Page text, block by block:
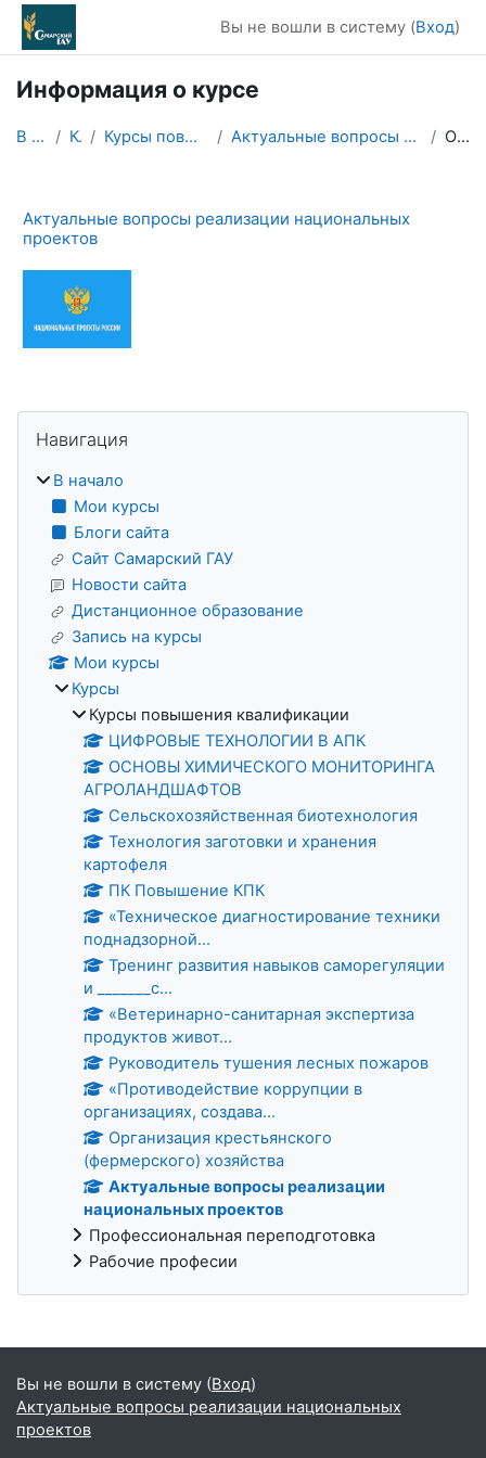
Перейти к основному содержанию
Вы не вошли в систему (Вход)
Информация о курсе
В начало Курсы Курсы повышения квалификации Актуальные вопросы реализации национальных проектов Описание
Актуальные вопросы реализации национальных
проектов
Блоки
Навигация
В начало
Мои курсы
Блоги сайта
Сайт Самарский ГАУ
Новости сайта
Дистанционное образование
Запись на курсы
Мои курсы
Курсы
Курсы повышения квалификации
ЦИФРОВЫЕ ТЕХНОЛОГИИ В АПК
ОСНОВЫ ХИМИЧЕСКОГО МОНИТОРИНГА
АГРОЛАНДШАФТОВ
Сельскохозяйственная биотехнология
Технология заготовки и хранения
картофеля
ПК Повышение КПК
«Техническое диагностирование техники
поднадзорной...
Тренинг развития навыков саморегуляции
и _______с...
«Ветеринарно-санитарная экспертиза
продуктов живот...
Руководитель тушения лесных пожаров
«Противодействие коррупции в
организациях, создава...
Организация крестьянского
(фермерского) хозяйства
Актуальные вопросы реализации
национальных проектов
Профессиональная переподготовка
Рабочие професии
Дополнительные блоки
Вы не вошли в систему (Вход)
Актуальные вопросы реализации национальных
проектов